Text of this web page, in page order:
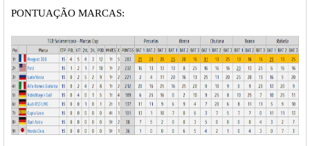
PONTUAÇÃO MARCAS: